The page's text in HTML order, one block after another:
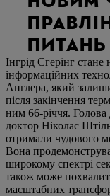
ПИТАНЬ
Інгрід Єгерінг
інформаційних
Англера, який
після закінчення
ним 66-річчя. Голова
доктор Ніколас
отримали чудового
Вона
широкому спектрі
також може
масштабних